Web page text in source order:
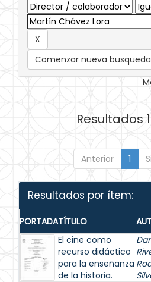
Comenzar nueva busqueda
Resultados
Anterior 1
Resultados por ítem:
PORTADATÍTULO
El cine como
recurso didáctico
para la enseñanza
de la historia.